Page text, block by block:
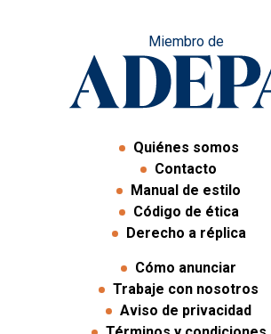
Miembro de
Quiénes somos
Contacto
Manual de estilo
Código de ética
Derecho a réplica
Cómo anunciar
Trabaje con nosotros
Aviso de privacidad